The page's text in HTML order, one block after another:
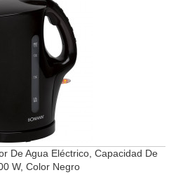
De Agua Eléctrico, Capacidad De
W, Color Negro